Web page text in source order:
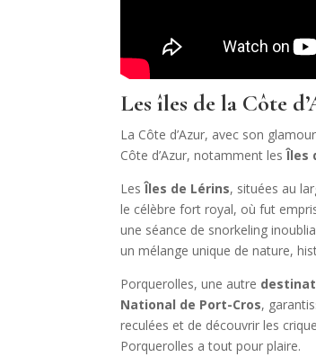
Les îles de la Côte
La Côte d’Azur, avec son
Côte d’Azur, notamment lesÎles
LesÎles de Lérins, situées au
le célèbre fort royal, où fut
une séance de snorkeling
un mélange unique de nature,
Porquerolles, une autre
National de Port-Cros,
reculées et de découvrir les
Porquerolles a tout pour plaire.